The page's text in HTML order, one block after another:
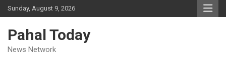
Skip
to
Sunday, August 9, 2026
Pahal Today
News Network